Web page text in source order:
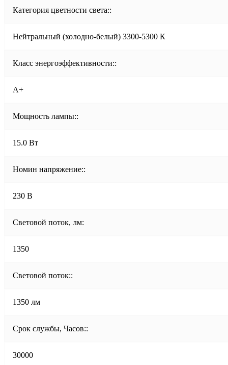
Категория цветности света::
Нейтральный (холодно-белый) 3300-5300 К
Класс энергоэффективности::
A+
Мощность лампы::
15.0 Вт
Номин напряжение::
230 В
Световой поток, лм:
1350
Световой поток::
1350 лм
Срок службы, Часов::
30000